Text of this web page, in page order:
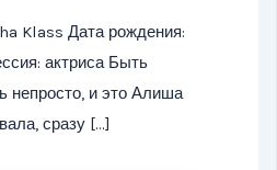
Klass Дата рождения:
актриса Быть
непросто, и это Алиша
сразу […]